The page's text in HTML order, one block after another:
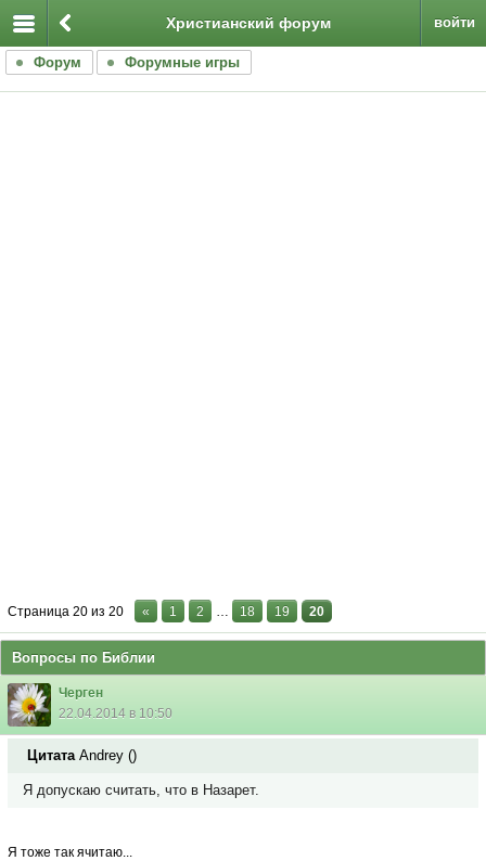
войти
Христианский форум
Форум Форумные игры
Страница 20 из 20 « 1 2 … 18 19 20
Вопросы по Библии
Черген
22.04.2014 в 10:50
Цитата Andrey ()
Я допускаю считать, что в Назарет.
Я тоже так ячитаю...